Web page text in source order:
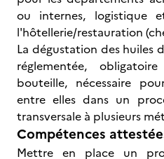
ou internes, logistique
l'hôtellerie/restauration
La dégustation des huiles
réglementée,
bouteille, nécessaire
entre elles dans un
transversale à plusieurs
Compétences
Mettre en place un